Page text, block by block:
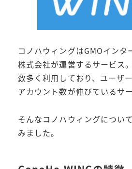
コノハウィングはGMOインタ
株式会社が運営するサービス
数多く利用しており、ユーザ
アカウント数が伸びているサー
そんなコノハウィングについ
みました。